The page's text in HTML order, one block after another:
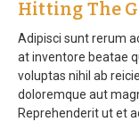
Hitting The
Adipisci sunt rerum
at inventore beatae
voluptas nihil ab
doloremque aut
Reprehenderit ut et